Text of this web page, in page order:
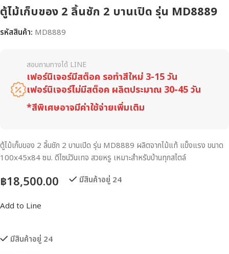
ตู้ไม้เก็บของ 2 ลิ้นชัก 2 บานเปิด รุ่น MD8889
รหัสสินค้า: MD8889
สอบถามทางได้ LINE
เฟอร์นิเจอร์มีสต็อค รอทำสีใหม่ 3-15 วัน
เฟอร์นิเจอร์ไม่มีสต็อค ผลิตประมาณ 30-45 วัน
*สีพิเศษอาจมีค่าใช้จ่ายเพิ่มเติม
ตู้ไม้เก็บของ 2 ลิ้นชัก 2 บานเปิด รุ่น MD8889 ผลิตจากไม้แท้ แข็งแรง ขนาด
100x45x84 ซม. ดีไซน์วินเทจ สวยหรู เหมาะสำหรับบ้านทุกสไตล์
฿18,500.00 มีสินค้าอยู่ 24
Add to Line
มีสินค้าอยู่ 24